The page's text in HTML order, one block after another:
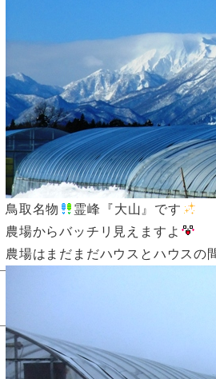
鳥取名物
霊峰『大山』です
農場からバッチリ見えますよ
農場はまだまだハウスとハウスの